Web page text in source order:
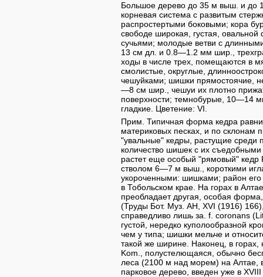
Большое дерево до 35 м выш. и до
корневая система с развитым
распростертыми боковыми; кора
свободе широкая, густая,
сучьями; молодые ветви с
13 см дл. и 0.8—1.2 мм шир.,
ходы в числе трех, помещаются в
смолистые, округлые,
чешуйками; шишки прямостоячие,
—8 см шир., чешуи их плотно
поверхности; темнобурые, 10—14
гладкие. Цветение: VI.
Прим. Типичная форма кедра
материковых песках, и по склонам
"увальные" кедры, растущие среди
количество шишек с их
растет еще особый "рямовый"
стволом 6—7 м выш., короткими
укороченными: шишками; район
в Тобольском крае. На горах в
преобладает другая, особая
(Труды Бот. Муз. АН, XVI (1916)
справедливо лишь за. f. coronans
густой, нередко куполообразной
чем у типа; шишки мельче и
такой же ширине. Наконец, в
Kom., полустелющаяся, обычно
леса (2100 м над морем) на Алтае,
парковое дерево, введен уже в XVIII